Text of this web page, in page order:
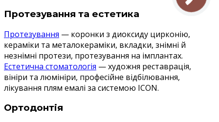
Протезування та естетика
Протезування — коронки з диоксиду цирконію,
кераміки та металокераміки, вкладки, знімні й
незнімні протези, протезування на імплантах.
Естетична стоматологія — художня реставрація,
вініри та люмініри, професійне відбілювання,
лікування плям емалі за системою ICON.
Ортодонтія